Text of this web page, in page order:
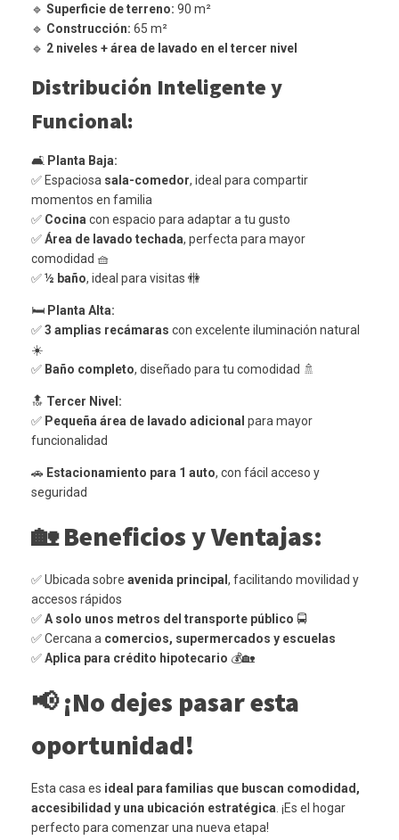
🔹 Superficie de terreno: 90 m²
🔹 Construcción: 65 m²
🔹 2 niveles + área de lavado en el tercer nivel
Distribución Inteligente y
Funcional:
🛋️ Planta Baja:
✅ Espaciosa sala-comedor, ideal para compartir
momentos en familia
✅ Cocina con espacio para adaptar a tu gusto
✅Área de lavado techada, perfecta para mayor
comodidad 🧺
✅½ baño, ideal para visitas 🚻
🛏️ Planta Alta:
✅3 amplias recámaras con excelente iluminación natural
☀️
✅ Baño completo, diseñado para tu comodidad 🚿
🔝 Tercer Nivel:
✅ Pequeña área de lavado adicional para mayor
funcionalidad
🚗 Estacionamiento para 1 auto, con fácil acceso y
seguridad
🏡Beneficios y Ventajas:
✅ Ubicada sobre avenida principal , facilitando movilidad y
accesos rápidos
✅A solo unos metros del transporte público 🚍
✅ Cercana a comercios, supermercados y escuelas
✅Aplica para crédito hipotecario 💰🏡
📢¡No dejes pasar esta
oportunidad!
Esta casa es ideal para familias que buscan comodidad,
accesibilidad y una ubicación estratégica. ¡Es el hogar
perfecto para comenzar una nueva etapa!